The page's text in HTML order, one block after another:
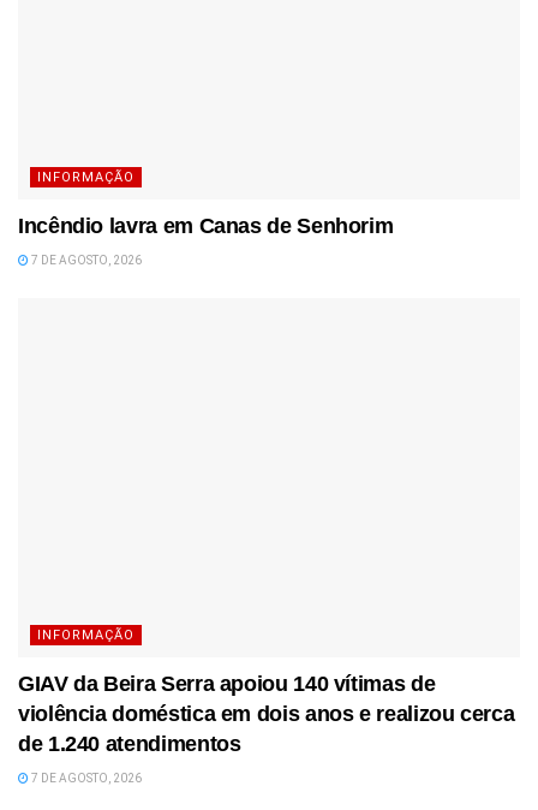
INFORMAÇÃO
Incêndio lavra em Canas de Senhorim
7 DE AGOSTO, 2026
INFORMAÇÃO
GIAV da Beira Serra apoiou 140 vítimas de
violência doméstica em dois anos e realizou cerca
de 1.240 atendimentos
7 DE AGOSTO, 2026